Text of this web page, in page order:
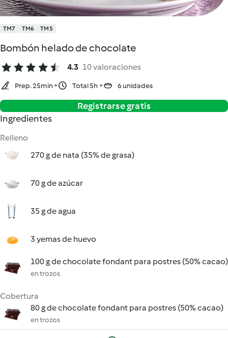
TM7 TM6 TM5
Bombón helado de chocolate
4.3 10 valoraciones
Prep. 25min Total 5h 6 unidades
Registrarse gratis
Ingredientes
Relleno
270 g de nata (35% de grasa)
70 g de azúcar
35 g de agua
3 yemas de huevo
100 g de chocolate fondant para postres (50% cacao)
en trozos
Cobertura
80 g de chocolate fondant para postres (50% cacao)
en trozos